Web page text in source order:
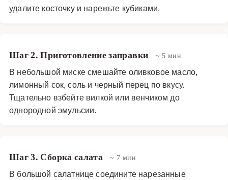
удалите косточку и нарежьте кубиками.
Шаг 2. Приготовление заправки ~ 5 мин
В небольшой миске смешайте оливковое масло,
лимонный сок, соль и черный перец по вкусу.
Тщательно взбейте вилкой или венчиком до
однородной эмульсии.
Шаг 3. Сборка салата ~ 7 мин
В большой салатнице соедините нарезанные